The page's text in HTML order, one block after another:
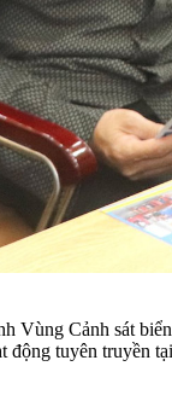
Cảnh sát
tuyên truyền